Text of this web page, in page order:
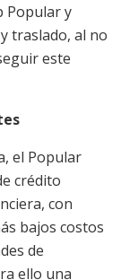
Popular y
traslado, al no
este
el Popular
crédito
con
bajos costos
de
ello una